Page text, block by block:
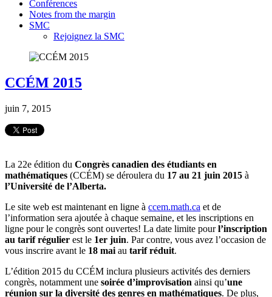
Conférences
Notes from the margin
SMC
Rejoignez la SMC
CCÉM 2015
juin 7, 2015
La 22e édition du Congrès canadien des étudiants en
mathématiques (CCÉM) se déroulera du 17 au 21 juin 2015 à
l’Université de l’Alberta.
Le site web est maintenant en ligne à ccem.math.ca et de
l’information sera ajoutée à chaque semaine, et les inscriptions en
ligne pour le congrès sont ouvertes! La date limite pourl’inscription
au tarif régulier est le 1er juin. Par contre, vous avez l’occasion de
vous inscrire avant le 18 mai au tarif réduit.
L’édition 2015 du CCÉM inclura plusieurs activités des derniers
congrès, notamment une soirée d’improvisation ainsi qu’une
réunion sur la diversité des genres en mathématiques. De plus,